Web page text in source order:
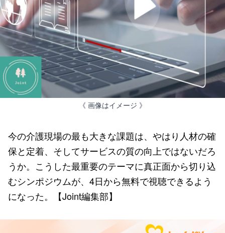
《 画像はイメージ 》
今の介護現場の最も大きな課題は、やはり人材の確
保と定着、そしてサービスの質の向上ではないだろ
うか。こうした最重要のテーマに真正面から切り込
むシンポジウムが、4日から無料で視聴できるよう
になった。【Joint編集部】